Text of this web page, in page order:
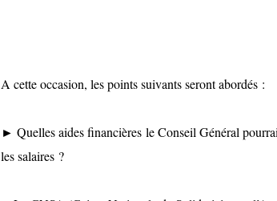
A cette occasion, les points suivants seront abordés :
► Quelles aides financières le Conseil Général
les salaires ?